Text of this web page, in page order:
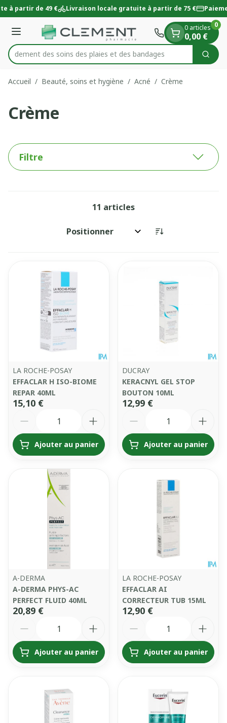
Aller au contenu
1 de 1
à partir de 49 € Livraison locale gratuite à partir de 75 €
Menu
Rechercher
rapidement des soins des plaies et des bandages
0 articles
0,00 €
0
Accueil / Beauté, soins et hygiène / Acné / Crème
Crème
Filtre
11 articles
Trier par:
LA ROCHE-POSAY
EFFACLAR H ISO-BIOME
REPAR 40ML
15,10 €
Ajouter au panier
DUCRAY
KERACNYL GEL STOP
BOUTON 10ML
12,99 €
Ajouter au panier
A-DERMA
A-DERMA PHYS-AC
PERFECT FLUID 40ML
20,89 €
Ajouter au panier
LA ROCHE-POSAY
EFFACLAR AI
CORRECTEUR TUB 15ML
12,90 €
Ajouter au panier